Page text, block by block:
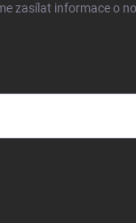
zasílat informace o